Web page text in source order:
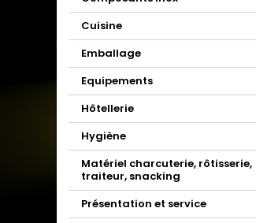
Cuisine
Emballage
Equipements
Hôtellerie
Hygiène
Matériel charcuterie, rôtisserie,
traiteur, snacking
Présentation et service